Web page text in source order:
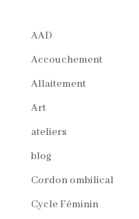
AAD
Accouchement
Allaitement
Art
ateliers
blog
Cordon ombilical
Cycle Féminin